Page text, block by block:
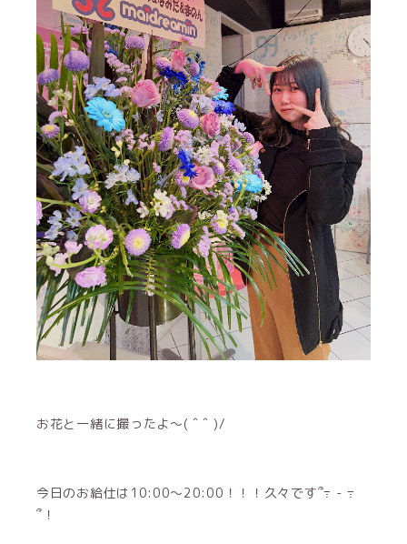
お花と一緒に撮ったよ～( ˆ ˆ )/
今日のお給仕は10:00～20:00！！！久々です՞߹ - ߹
՞！